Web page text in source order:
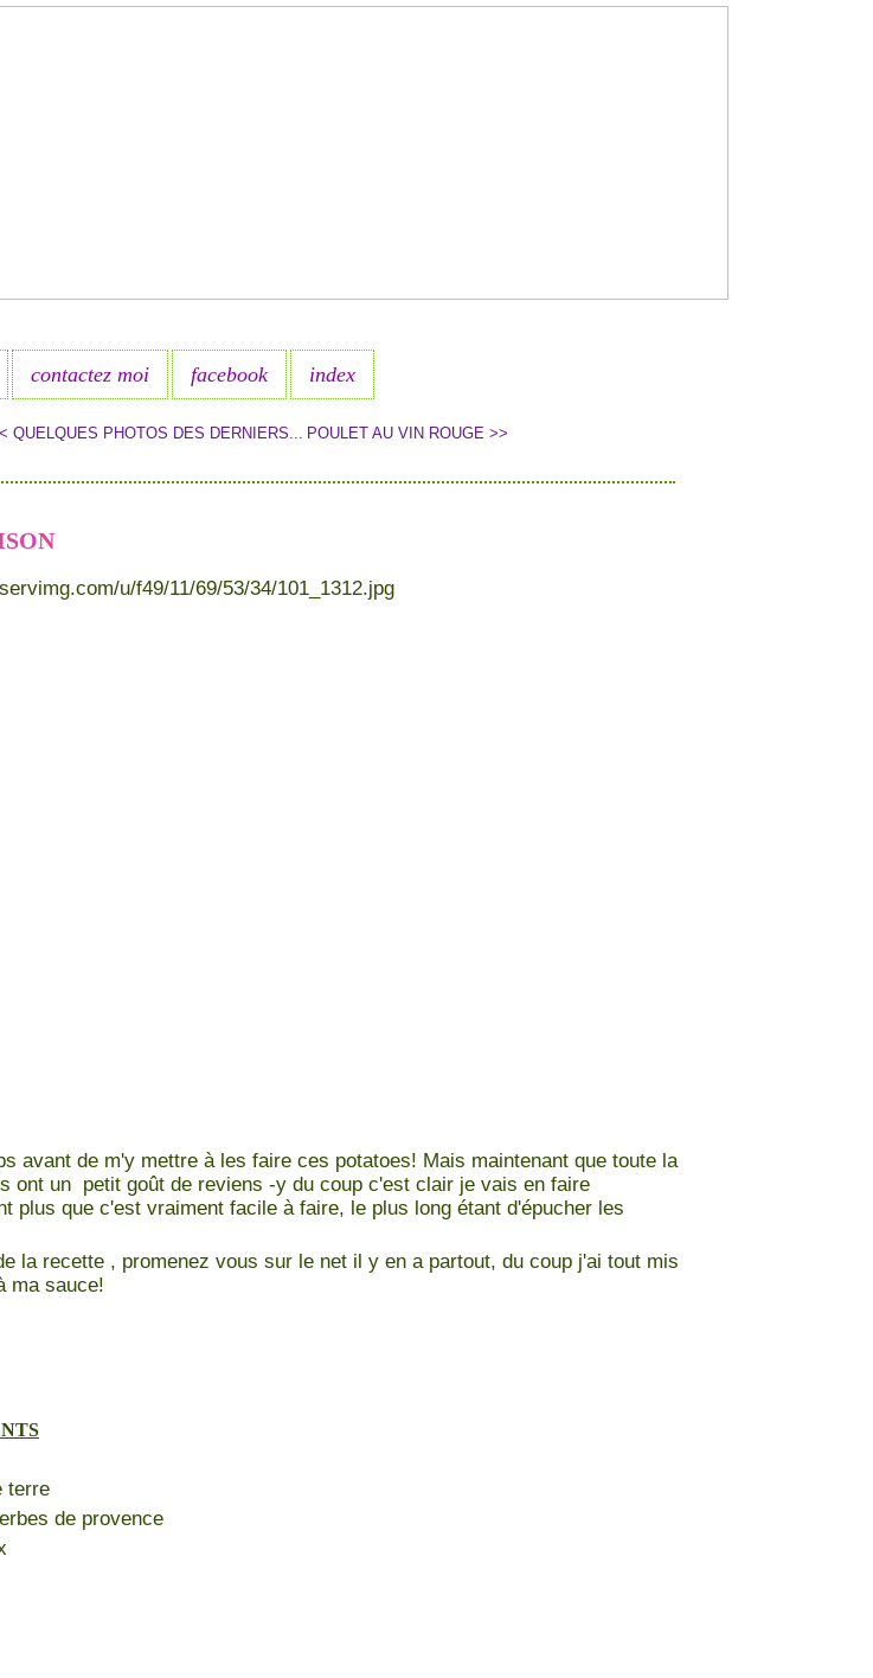
contactez moi facebook index
QUELQUES PHOTOS DES DERNIERS... POULET AU VIN ROUGE >>
avant de m'y mettre à les faire ces potatoes! Mais maintenant que toute la
ont un petit goût de reviens -y du coup c'est clair je vais en faire
plus que c'est vraiment facile à faire, le plus long étant d'épucher les
la recette , promenez vous sur le net il y en a partout, du coup j'ai tout mis
ma sauce!
terre
de provence